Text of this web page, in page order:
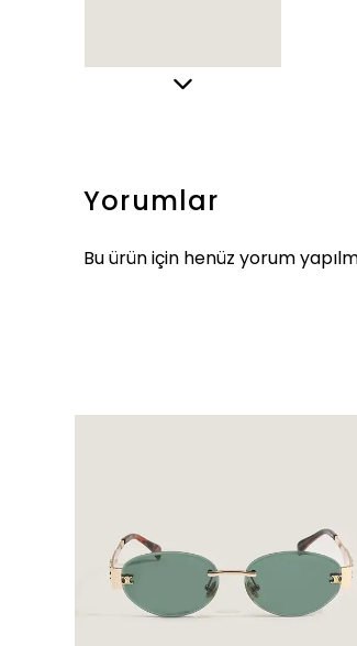
Yorumlar
Bu ürün için henüz yorum